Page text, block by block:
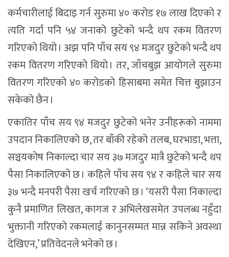
कर्मचारीलाई बिदाइ गर्न सुरुमा ४० करोड १७ लाख दिएको र
त्यति गर्दा पनि ५४ जनाको छुटेको भन्दै थप रकम वितरण
गरिएको थियो । अझ पनि पाँच सय ९४ मजदुर छुटेको भन्दै थप
रकम वितरण गरिएको थियो । तर, जाँचबुझ आयोगले सुरुमा
वितरण गरिएको ४० करोडको हिसाबमा समेत चित्त बुझाउन
सकेको छैन ।
एकातिर पाँच सय ९४ मजदुर छुटेको भनेर उनीहरूको नाममा
उपदान निकालिएको छ, तर बाँकी रहेको तलब, घरभाडा, भत्ता,
सञ्चयकोष निकाल्दा चार सय ३७ मजदुर मात्रै छुटेको भन्दै थप
पैसा निकालिएको छ । कहिले पाँच सय ९४ र कहिले चार सय
३७ भन्दै मनपरी पैसा खर्च गरिएको छ । ‘यसरी पैसा निकाल्दा
कुनै प्रमाणित लिखत, कागज र अभिलेखसमेत उपलब्ध नहुँदा
भुक्तानी गरिएको रकमलाई कानुनसम्मत मान्न सकिने अवस्था
देखिएन,’ प्रतिवेदनले भनेको छ ।